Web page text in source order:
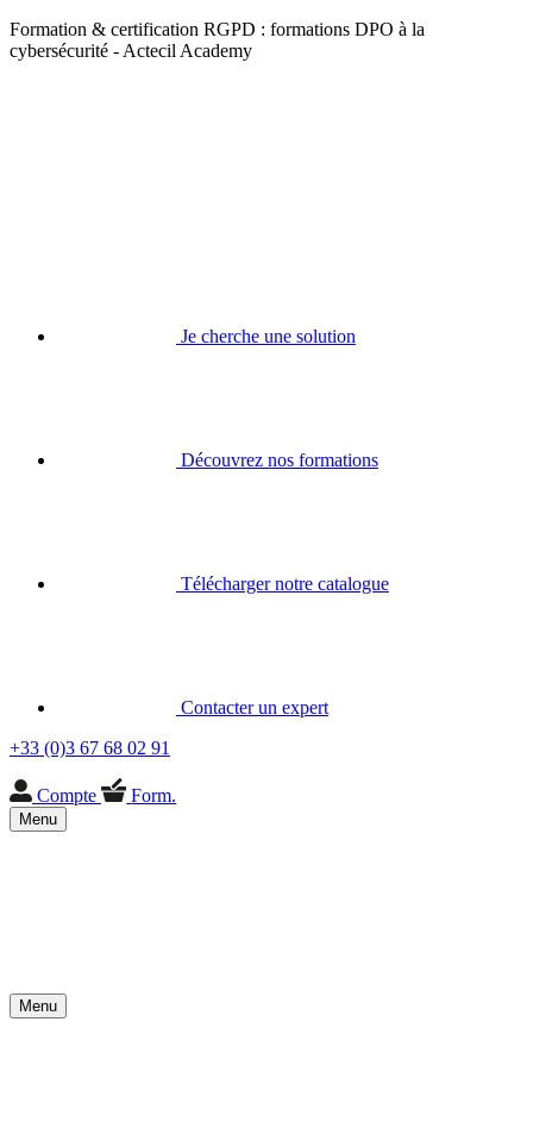
Formation & certification RGPD : formations DPO à la
cybersécurité - Actecil Academy
Je cherche une solution
Découvrez nos formations
Télécharger notre catalogue
Contacter un expert
+33 (0)3 67 68 02 91
Compte Form.
Menu
Menu